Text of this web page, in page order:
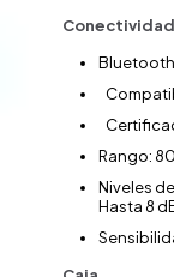
Conectividad
Rango:
Niveles
Hasta 8